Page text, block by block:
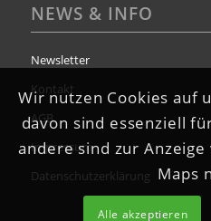
NEWS & INFO
Newsletter
Kontakt
AGB
Impressum
Datenschutzerklärung
Wir nutzen Cookies auf
davon sind essenziell
andere sind zur Anzeige
Maps
Alle akzeptieren